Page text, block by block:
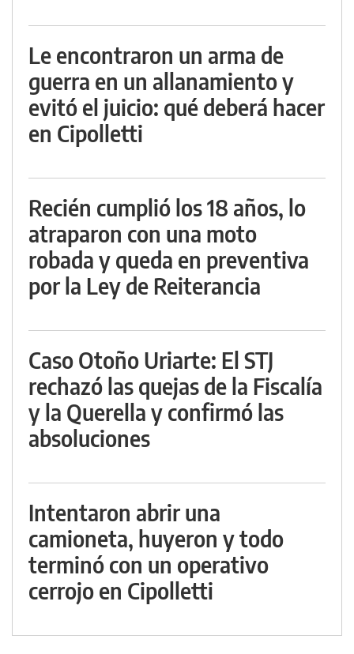
Le encontraron un arma de
guerra en un allanamiento y
evitó el juicio: qué deberá hacer
en Cipolletti
Recién cumplió los 18 años, lo
atraparon con una moto
robada y queda en preventiva
por la Ley de Reiterancia
Caso Otoño Uriarte: El STJ
rechazó las quejas de la Fiscalía
y la Querella y confirmó las
absoluciones
Intentaron abrir una
camioneta, huyeron y todo
terminó con un operativo
cerrojo en Cipolletti